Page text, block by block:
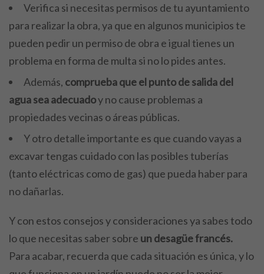
Verifica si necesitas permisos de tu ayuntamiento
para realizar la obra, ya que en algunos municipios te
pueden pedir un permiso de obra e igual tienes un
problema en forma de multa si no lo pides antes.
Además, comprueba que el punto de salida del
agua sea adecuadoy no cause problemas a
propiedades vecinas o áreas públicas.
Y otro detalle importante es que cuando vayas a
excavar tengas cuidado con las posibles tuberías
(tanto eléctricas como de gas) que pueda haber para
no dañarlas.
Y con estos consejos y consideraciones ya sabes todo
lo que necesitas saber sobre un desagüe francés.
Para acabar, recuerda que cada situación es única, y lo